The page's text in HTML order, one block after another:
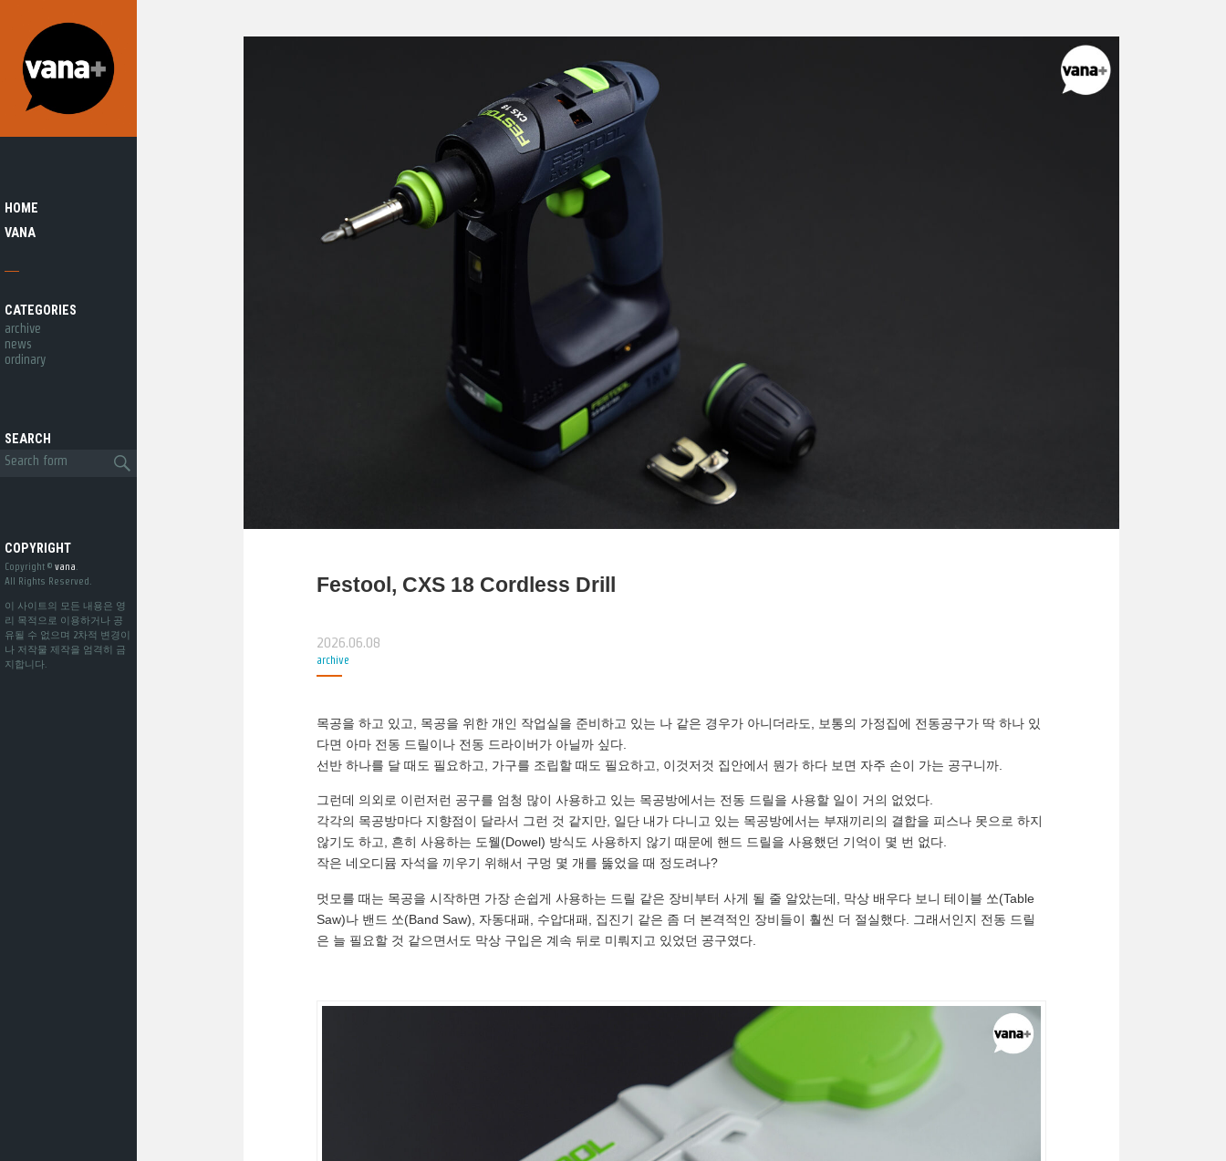
HOME
VANA
CATEGORIES
archive
news
ordinary
SEARCH
COPYRIGHT
Copyright © vana
All Rights Reserved.
이 사이트의 모든 내용은 영
리 목적으로 이용하거나 공
유될 수 없으며 2차적 변경이
나 저작물 제작을 엄격히 금
지합니다.
Festool, CXS 18 Cordless Drill
2026.06.08
archive
목공을 하고 있고, 목공을 위한 개인 작업실을 준비하고 있는 나 같은 경우가 아니더라도, 보통의 가정집에 전동공구가 딱 하나 있
다면 아마 전동 드릴이나 전동 드라이버가 아닐까 싶다.
선반 하나를 달 때도 필요하고, 가구를 조립할 때도 필요하고, 이것저것 집안에서 뭔가 하다 보면 자주 손이 가는 공구니까.
그런데 의외로 이런저런 공구를 엄청 많이 사용하고 있는 목공방에서는 전동 드릴을 사용할 일이 거의 없었다.
각각의 목공방마다 지향점이 달라서 그런 것 같지만, 일단 내가 다니고 있는 목공방에서는 부재끼리의 결합을 피스나 못으로 하지
않기도 하고, 흔히 사용하는 도웰(Dowel) 방식도 사용하지 않기 때문에 핸드 드릴을 사용했던 기억이 몇 번 없다.
작은 네오디뮴 자석을 끼우기 위해서 구멍 몇 개를 뚫었을 때 정도려나?
멋모를 때는 목공을 시작하면 가장 손쉽게 사용하는 드릴 같은 장비부터 사게 될 줄 알았는데, 막상 배우다 보니 테이블 쏘(Table
Saw)나 밴드 쏘(Band Saw), 자동대패, 수압대패, 집진기 같은 좀 더 본격적인 장비들이 훨씬 더 절실했다. 그래서인지 전동 드릴
은 늘 필요할 것 같으면서도 막상 구입은 계속 뒤로 미뤄지고 있었던 공구였다.